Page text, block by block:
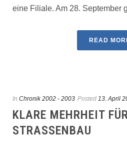
eine Filiale. Am 28. September
READ
In Chronik 2002 - 2003 Posted 13. April
KLARE MEHRHEIT
STRASSENBAU